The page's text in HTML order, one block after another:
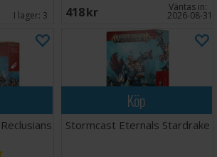
I lager: 3 418 SEK Väntas in:
2026-08-31
Köp
Stormcast Eternals Stardrake